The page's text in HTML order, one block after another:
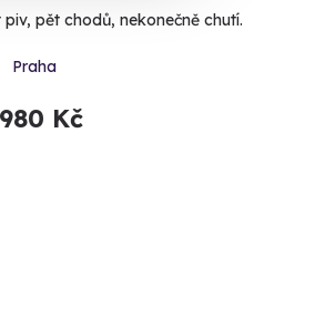
piv, pět chodů, nekonečně chutí.
Praha
Kč